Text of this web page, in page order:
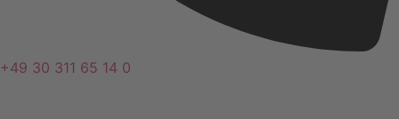
+49 30 311 65 14 0